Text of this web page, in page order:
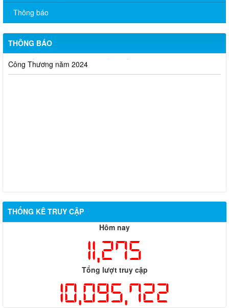
Thông báo
THÔNG BÁO
V/v đề nghị báo cáo hệ thống phân phối, nhãn hiệu hàng hóa
và hoạt động mua bán khí trên địa bàn tỉnh năm 2025 (nhắc lần
2).
THỐNG KÊ TRUY CẬP
Hôm nay
11,275
Tổng lượt truy cập
10,095,722